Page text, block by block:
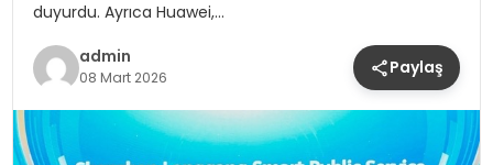
duyurdu. Ayrıca Huawei,…
admin
08 Mart 2026 Paylaş